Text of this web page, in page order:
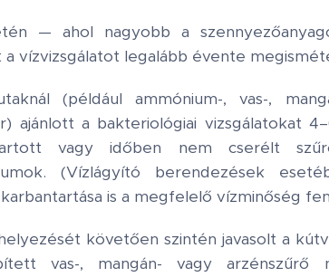
— ahol nagyobb a
a vízvizsgálatot legalább évente
(például ammónium-, vas-,
ajánlott a bakteriológiai vizsgálatokat
vagy időben nem cserélt
(Vízlágyító berendezések
is a megfelelő vízminőség
követően szintén javasolt a
vas-, mangán- vagy arzénszűrő